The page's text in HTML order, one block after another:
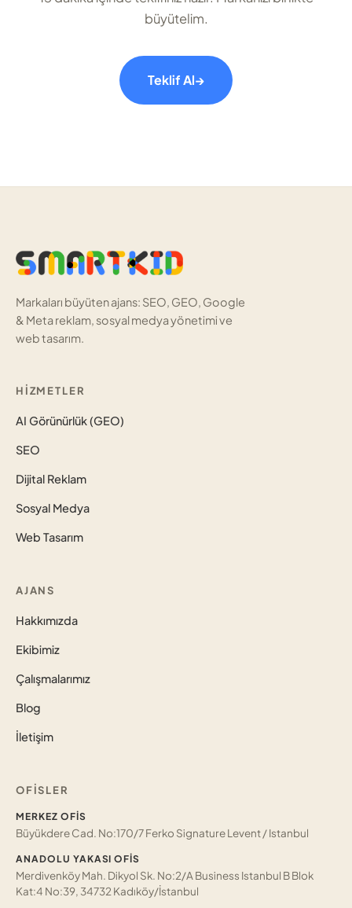
büyütelim.
Teklif Al→
Markaları büyüten ajans: SEO, GEO, Google
& Meta reklam, sosyal medya yönetimi ve
web tasarım.
HIZMETLER
AI Görünürlük (GEO)
SEO
Dijital Reklam
Sosyal Medya
Web Tasarım
AJANS
Hakkımızda
Ekibimiz
Çalışmalarımız
Blog
İletişim
OFISLER
MERKEZ OFIS
Büyükdere Cad. No:170/7 Ferko Signature Levent / Istanbul
ANADOLU YAKASI OFIS
Merdivenköy Mah. Dikyol Sk. No:2/A Business Istanbul B Blok
Kat:4 No:39, 34732 Kadıköy/İstanbul